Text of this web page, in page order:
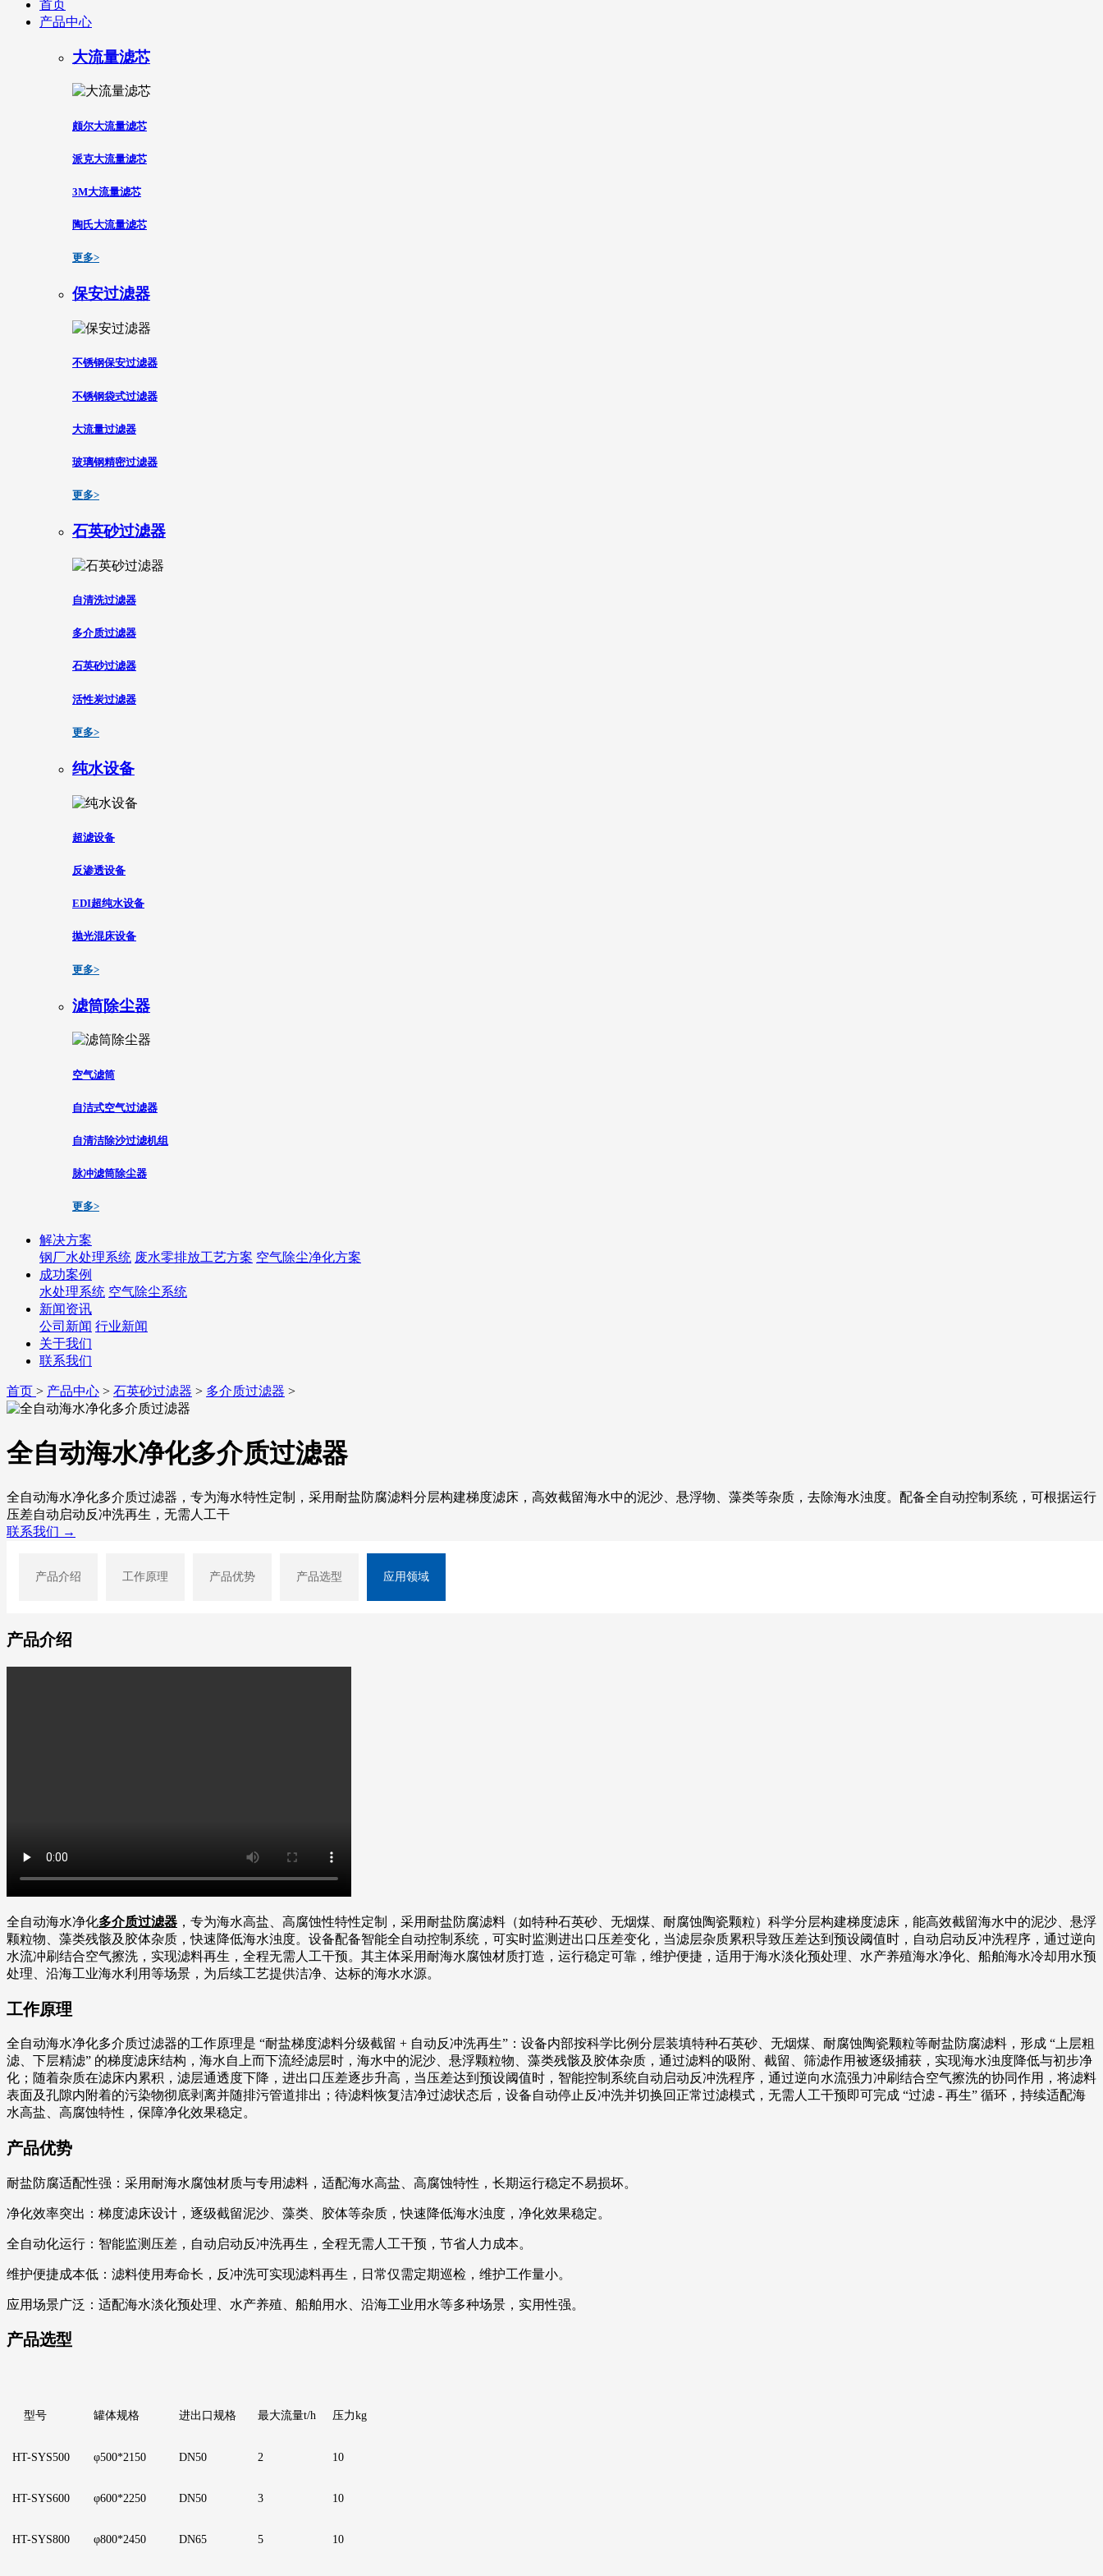
首页
产品中心
大流量滤芯
颇尔大流量滤芯
派克大流量滤芯
3M大流量滤芯
陶氏大流量滤芯
更多>
保安过滤器
不锈钢保安过滤器
不锈钢袋式过滤器
大流量过滤器
玻璃钢精密过滤器
更多>
石英砂过滤器
自清洗过滤器
多介质过滤器
石英砂过滤器
活性炭过滤器
更多>
纯水设备
超滤设备
反渗透设备
EDI超纯水设备
抛光混床设备
更多>
滤筒除尘器
空气滤筒
自洁式空气过滤器
自清洁除沙过滤机组
脉冲滤筒除尘器
更多>
解决方案
钢厂水处理系统 废水零排放工艺方案 空气除尘净化方案
成功案例
水处理系统 空气除尘系统
新闻资讯
公司新闻 行业新闻
关于我们
联系我们
首页 > 产品中心 > 石英砂过滤器 > 多介质过滤器 >
全自动海水净化多介质过滤器
全自动海水净化多介质过滤器，专为海水特性定制，采用耐盐防腐滤料分层构建梯度滤床，高效截留海水中的泥沙、悬浮物、藻类等杂质，去除海水浊度。配备全自动控制系统，可根据运行
压差自动启动反冲洗再生，无需人工干
联系我们 →
产品介绍 工作原理 产品优势 产品选型 应用领域
产品介绍
全自动海水净化多介质过滤器 ，专为海水高盐、高腐蚀性特性定制，采用耐盐防腐滤料（如特种石英砂、无烟煤、耐腐蚀陶瓷颗粒）科学分层构建梯度滤床，能高效截留海水中的泥沙、悬浮
颗粒物、藻类残骸及胶体杂质，快速降低海水浊度。设备配备智能全自动控制系统，可实时监测进出口压差变化，当滤层杂质累积导致压差达到预设阈值时，自动启动反冲洗程序，通过逆向
水流冲刷结合空气擦洗，实现滤料再生，全程无需人工干预。其主体采用耐海水腐蚀材质打造，运行稳定可靠，维护便捷，适用于海水淡化预处理、水产养殖海水净化、船舶海水冷却用水预
处理、沿海工业海水利用等场景，为后续工艺提供洁净、达标的海水水源。
工作原理
全自动海水净化多介质过滤器的工作原理是 “耐盐梯度滤料分级截留 + 自动反冲洗再生”：设备内部按科学比例分层装填特种石英砂、无烟煤、耐腐蚀陶瓷颗粒等耐盐防腐滤料，形成 “上层粗
滤、下层精滤” 的梯度滤床结构，海水自上而下流经滤层时，海水中的泥沙、悬浮颗粒物、藻类残骸及胶体杂质，通过滤料的吸附、截留、筛滤作用被逐级捕获，实现海水浊度降低与初步净
化；随着杂质在滤床内累积，滤层通透度下降，进出口压差逐步升高，当压差达到预设阈值时，智能控制系统自动启动反冲洗程序，通过逆向水流强力冲刷结合空气擦洗的协同作用，将滤料
表面及孔隙内附着的污染物彻底剥离并随排污管道排出；待滤料恢复洁净过滤状态后，设备自动停止反冲洗并切换回正常过滤模式，无需人工干预即可完成 “过滤 - 再生” 循环，持续适配海
水高盐、高腐蚀特性，保障净化效果稳定。
产品优势
耐盐防腐适配性强：采用耐海水腐蚀材质与专用滤料，适配海水高盐、高腐蚀特性，长期运行稳定不易损坏。
净化效率突出：梯度滤床设计，逐级截留泥沙、藻类、胶体等杂质，快速降低海水浊度，净化效果稳定。
全自动化运行：智能监测压差，自动启动反冲洗再生，全程无需人工干预，节省人力成本。
维护便捷成本低：滤料使用寿命长，反冲洗可实现滤料再生，日常仅需定期巡检，维护工作量小。
应用场景广泛：适配海水淡化预处理、水产养殖、船舶用水、沿海工业用水等多种场景，实用性强。
产品选型
型号 罐体规格 进出口规格 最大流量t/h 压力kg
HT-SYS500 φ500*2150 DN50 2 10
HT-SYS600 φ600*2250 DN50 3 10
HT-SYS800 φ800*2450 DN65 5 10